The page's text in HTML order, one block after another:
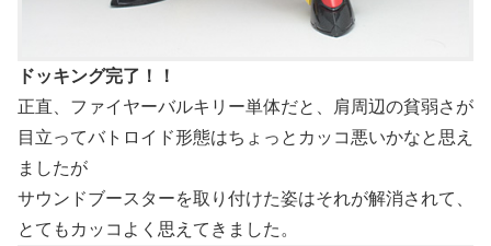
ドッキング完了！！
正直、ファイヤーバルキリー単体だと、肩周辺の貧弱さが
目立ってバトロイド形態はちょっとカッコ悪いかなと思え
ましたが
サウンドブースターを取り付けた姿はそれが解消されて、
とてもカッコよく思えてきました。